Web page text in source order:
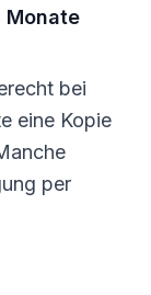
Monate
bei
eine Kopie
per